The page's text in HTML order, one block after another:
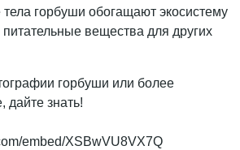
горбуши обогащают экосистему
питательные вещества для других
горбуши или более
дайте знать!
embed/XSBwVU8VX7Q